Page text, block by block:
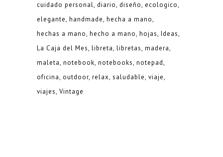
cuidado personal diario diseño ecologico
elegante handmade hecha a mano
hechas a mano hecho a mano hojas Ideas
La Caja del Mes libreta libretas madera
maleta notebook notebooks notepad
oficina outdoor relax saludable viaje
viajes Vintage